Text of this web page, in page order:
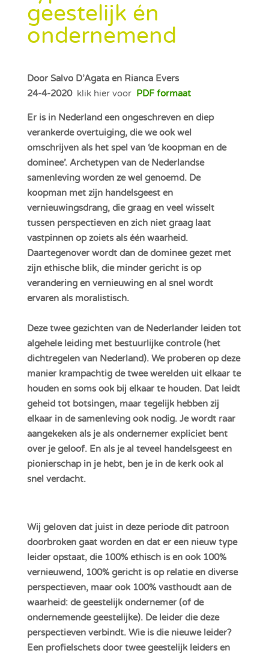
geestelijk én
ondernemend
Door Salvo D’Agata en Rianca Evers
24-4-2020 klik hier voor PDF formaat
Er is in Nederland een ongeschreven en diep
verankerde overtuiging, die we ook wel
omschrijven als het spel van ‘de koopman en de
dominee’. Archetypen van de Nederlandse
samenleving worden ze wel genoemd. De
koopman met zijn handelsgeest en
vernieuwingsdrang, die graag en veel wisselt
tussen perspectieven en zich niet graag laat
vastpinnen op zoiets als één waarheid.
Daartegenover wordt dan de dominee gezet met
zijn ethische blik, die minder gericht is op
verandering en vernieuwing en al snel wordt
ervaren als moralistisch.
Deze twee gezichten van de Nederlander leiden tot
algehele leiding met bestuurlijke controle (het
dichtregelen van Nederland). We proberen op deze
manier krampachtig de twee werelden uit elkaar te
houden en soms ook bij elkaar te houden. Dat leidt
geheid tot botsingen, maar tegelijk hebben zij
elkaar in de samenleving ook nodig. Je wordt raar
aangekeken als je als ondernemer expliciet bent
over je geloof. En als je al teveel handelsgeest en
pionierschap in je hebt, ben je in de kerk ook al
snel verdacht.
Wij geloven dat juist in deze periode dit patroon
doorbroken gaat worden en dat er een nieuw type
leider opstaat, die 100% ethisch is en ook 100%
vernieuwend, 100% gericht is op relatie en diverse
perspectieven, maar ook 100% vasthoudt aan de
waarheid: de geestelijk ondernemer (of de
ondernemende geestelijke). De leider die deze
perspectieven verbindt. Wie is die nieuwe leider?
Een profielschets door twee geestelijk leiders en